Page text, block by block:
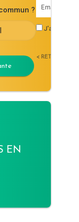
?
J'accepte
< RETOUR
EN